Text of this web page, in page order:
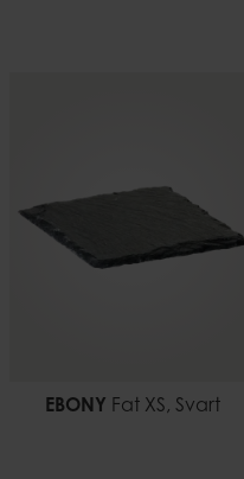
EBONY Fat XS, Svart